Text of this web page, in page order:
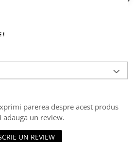
!
parerea despre acest produs
adauga un review.
UN REVIEW